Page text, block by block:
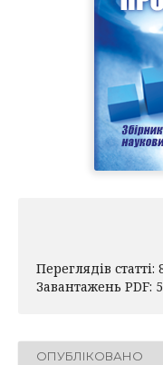
Переглядів статті:
Завантажень PDF:
ОПУБЛІКОВАНО